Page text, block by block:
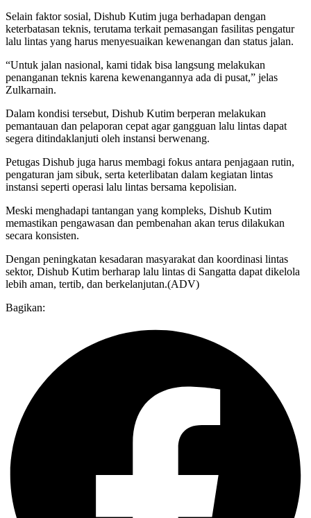
Selain faktor sosial, Dishub Kutim juga berhadapan dengan
keterbatasan teknis, terutama terkait pemasangan fasilitas pengatur
lalu lintas yang harus menyesuaikan kewenangan dan status jalan.
“Untuk jalan nasional, kami tidak bisa langsung melakukan
penanganan teknis karena kewenangannya ada di pusat,” jelas
Zulkarnain.
Dalam kondisi tersebut, Dishub Kutim berperan melakukan
pemantauan dan pelaporan cepat agar gangguan lalu lintas dapat
segera ditindaklanjuti oleh instansi berwenang.
Petugas Dishub juga harus membagi fokus antara penjagaan rutin,
pengaturan jam sibuk, serta keterlibatan dalam kegiatan lintas
instansi seperti operasi lalu lintas bersama kepolisian.
Meski menghadapi tantangan yang kompleks, Dishub Kutim
memastikan pengawasan dan pembenahan akan terus dilakukan
secara konsisten.
Dengan peningkatan kesadaran masyarakat dan koordinasi lintas
sektor, Dishub Kutim berharap lalu lintas di Sangatta dapat dikelola
lebih aman, tertib, dan berkelanjutan.(ADV)
Bagikan: